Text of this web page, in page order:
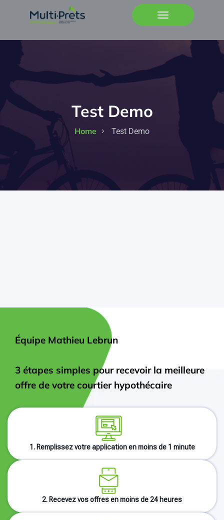
Test Demo
Home Test Demo
Équipe Mathieu Lebrun
3 étapes simples pour recevoir la meilleure
offre de votre courtier hypothécaire
1. Remplissez votre application en moins de 1 minute
2. Recevez vos offres en moins de 24 heures